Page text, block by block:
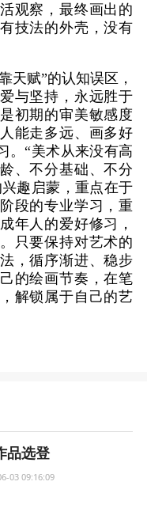
观察，最终画出的
技法的外壳，没有
天赋”的认知误区，
与坚持，永远胜于
初期的审美敏感度
能走多远、画多好
。“美术从来没有高
、不分基础、不分
趣启蒙，重点在于
段的专业学习，重
年人的爱好修习，
只要保持对艺术的
，循序渐进、稳步
的绘画节奏，在笔
解锁属于自己的艺
品选登
03 09:16:09